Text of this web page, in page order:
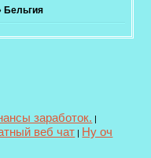
Бельгия
заработок. |
веб чат | Ну оч